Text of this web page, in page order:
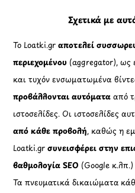
Σχετικά με
Το Loatki.grαποτελεί
περιεχομένου (aggregator), ως
και τυχόν ενσωματωμένα
προβάλλονται αυτόματααπό
ιστοσελίδες. Οι ιστοσελίδες
από κάθε προβολή, καθώς η
Loatki.gr συνεισφέρει στην
βαθμολογία SEO (Google
Τα πνευματικά δικαιώματα